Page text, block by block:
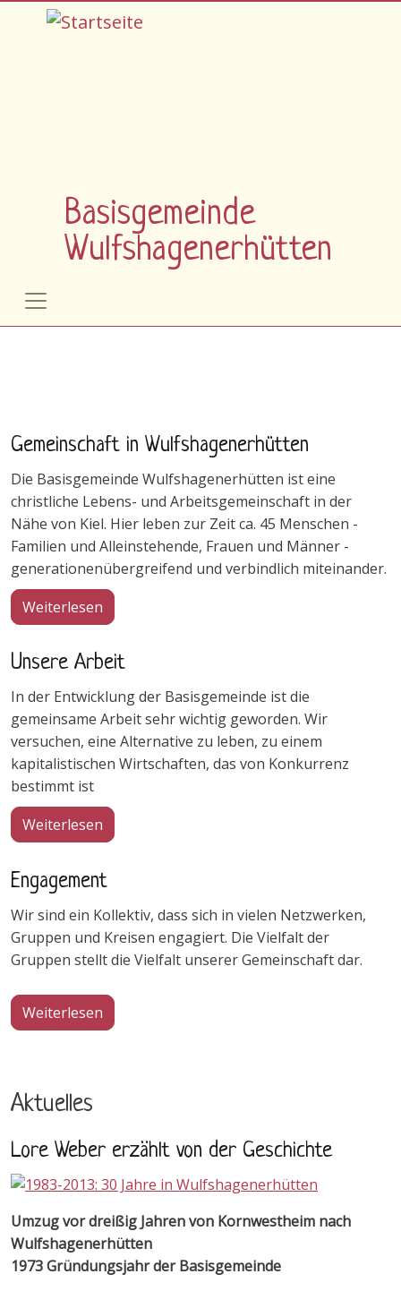
Direkt zum Inhalt
Basisgemeinde
Wulfshagenerhütten
Gemeinschaft in Wulfshagenerhütten
Die Basisgemeinde Wulfshagenerhütten ist eine
christliche Lebens- und Arbeitsgemeinschaft in der
Nähe von Kiel. Hier leben zur Zeit ca. 45 Menschen -
Familien und Alleinstehende, Frauen und Männer -
generationenübergreifend und verbindlich miteinander.
Weiterlesen
Unsere Arbeit
In der Entwicklung der Basisgemeinde ist die
gemeinsame Arbeit sehr wichtig geworden. Wir
versuchen, eine Alternative zu leben, zu einem
kapitalistischen Wirtschaften, das von Konkurrenz
bestimmt ist
Weiterlesen
Engagement
Wir sind ein Kollektiv, dass sich in vielen Netzwerken,
Gruppen und Kreisen engagiert. Die Vielfalt der
Gruppen stellt die Vielfalt unserer Gemeinschaft dar.
Weiterlesen
Aktuelles
Lore Weber erzählt von der Geschichte
Umzug vor dreißig Jahren von Kornwestheim nach
Wulfshagenerhütten
1973 Gründungsjahr der Basisgemeinde